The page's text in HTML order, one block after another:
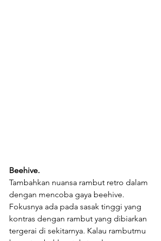
Beehive.
Tambahkan nuansa rambut retro dalam
dengan mencoba gaya beehive.
Fokusnya ada pada sasak tinggi yang
kontras dengan rambut yang dibiarkan
tergerai di sekitarnya. Kalau rambutmu